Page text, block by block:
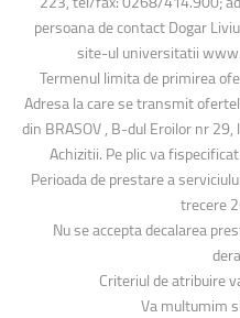
persoana de contact Dogar
site-ul universitatii
Termenul limita de primirea
Adresa la care se transmit
din BRASOV , B-dul Eroilor nr
Achizitii. Pe plic va
Perioada de prestare a
trecere
Nu se accepta decalarea
Criteriul de atribuire
Va multumim